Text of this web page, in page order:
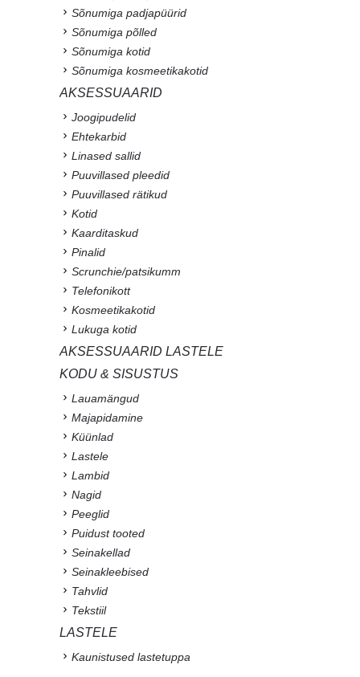
Sõnumiga padjapüürid
Sõnumiga põlled
Sõnumiga kotid
Sõnumiga kosmeetikakotid
AKSESSUAARID
Joogipudelid
Ehtekarbid
Linased sallid
Puuvillased pleedid
Puuvillased rätikud
Kotid
Kaarditaskud
Pinalid
Scrunchie/patsikumm
Telefonikott
Kosmeetikakotid
Lukuga kotid
AKSESSUAARID LASTELE
KODU & SISUSTUS
Lauamängud
Majapidamine
Küünlad
Lastele
Lambid
Nagid
Peeglid
Puidust tooted
Seinakellad
Seinakleebised
Tahvlid
Tekstiil
LASTELE
Kaunistused lastetuppa